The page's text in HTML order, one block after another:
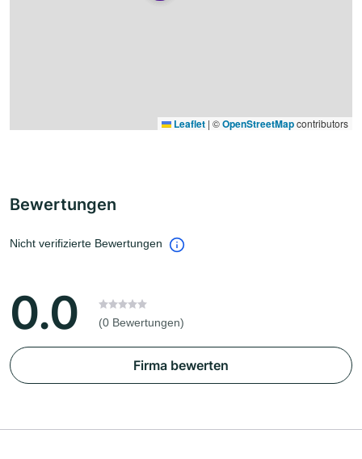
Leaflet | ©OpenStreetMapcontributors
Bewertungen
Nicht verifizierte Bewertungen
0.0 (0 Bewertungen)
Firma bewerten